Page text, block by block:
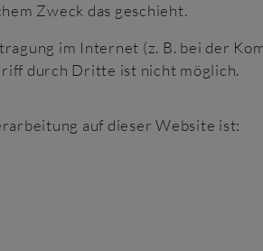
Zweck das geschieht.
im Internet (z. B. bei der
durch Dritte ist nicht möglich.
auf dieser Website ist: